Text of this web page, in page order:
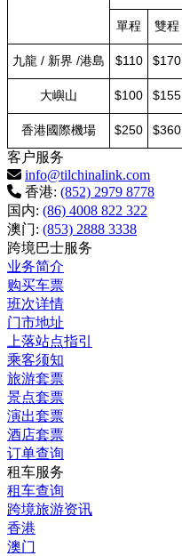
單程 雙程
九龍 / 新界 /港島 $110 $170
大嶼山 $100 $155
香港國際機場 $250 $360
客户服务
info@tilchinalink.com
香港: (852) 2979 8778
国内: (86) 4008 822 322
澳门: (853) 2888 3338
跨境巴士服务
业务简介
购买车票
班次详情
门市地址
上落站点指引
乘客须知
旅游套票
景点套票
演出套票
酒店套票
订单查询
租车服务
租车查询
跨境旅游资讯
香港
澳门